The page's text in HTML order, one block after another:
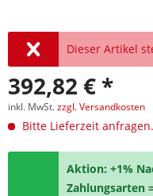
Dieser Artikel
392,82 € *
inkl. MwSt.zzgl. Versandkosten
Bitte Lieferzeit anfragen.
Aktion: +1%
Zahlungsarten